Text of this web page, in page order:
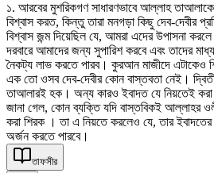
১. আরবের মুশরিকগণ সাধারণভাবে আল্লাহ
বিশ্বাস করত, কিন্তু তারা মনগড়া কিছু দেব-দেবীর
বিশ্বাস জন্ম দিয়েছিল যে, আমরা এদের উপাসনা
দরবারে আমাদের জন্য সুপারিশ করবে এবং তাদের
নৈকট্য লাভ করতে পারব। কুরআন মাজীদে এটাকেও
এক তো ওসব দেব-দেবীর কোন বাস্তবতা নেই।
তাআলারই হক। অন্য কারও ইবাদত যে নিয়তেই করা
জানা গেল, কোন ব্যক্তি যদি বাস্তবিকই আল্লাহর
করা শিরক । তা এ নিয়তে করলেও যে, তার
অর্জন করতে পারবে।
তাফসীর